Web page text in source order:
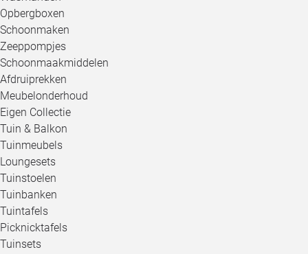
Opbergboxen
Schoonmaken
Zeeppompjes
Schoonmaakmiddelen
Afdruiprekken
Meubelonderhoud
Eigen Collectie
Tuin & Balkon
Tuinmeubels
Loungesets
Tuinstoelen
Tuinbanken
Tuintafels
Picknicktafels
Tuinsets